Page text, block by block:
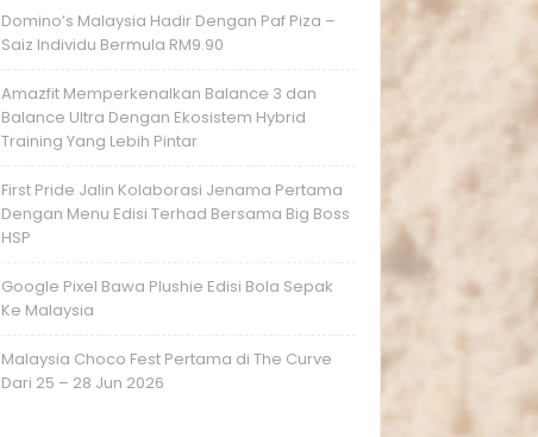
Domino’s Malaysia Hadir Dengan Paf Piza –
Saiz Individu Bermula RM9.90
Amazfit Memperkenalkan Balance 3 dan
Balance Ultra Dengan Ekosistem Hybrid
Training Yang Lebih Pintar
First Pride Jalin Kolaborasi Jenama Pertama
Dengan Menu Edisi Terhad Bersama Big Boss
HSP
Google Pixel Bawa Plushie Edisi Bola Sepak
Ke Malaysia
Malaysia Choco Fest Pertama di The Curve
Dari 25 – 28 Jun 2026